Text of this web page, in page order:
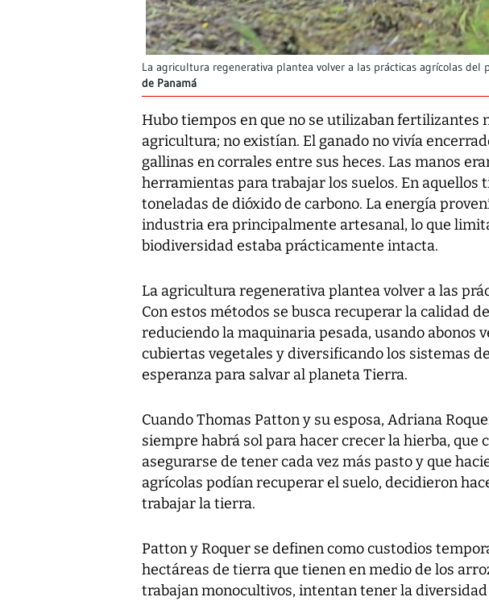
La agricultura regenerativa plantea volver a las prácticas agrícolas del
de Panamá
Hubo tiempos en que no se utilizaban fertilizantes
agricultura; no existían. El ganado no vivía
gallinas en corrales entre sus heces. Las manos
herramientas para trabajar los suelos. En aquellos
toneladas de dióxido de carbono. La energía
industria era principalmente artesanal, lo que
biodiversidad estaba prácticamente intacta.
La agricultura regenerativa plantea volver a las
Con estos métodos se busca recuperar la calidad
reduciendo la maquinaria pesada, usando abonos
cubiertas vegetales y diversificando los sistemas
esperanza para salvar al planeta Tierra.
Cuando Thomas Patton y su esposa, Adriana
siempre habrá sol para hacer crecer la hierba, que
asegurarse de tener cada vez más pasto y que
agrícolas podían recuperar el suelo, decidieron
trabajar la tierra.
Patton y Roquer se definen como custodios
hectáreas de tierra que tienen en medio de los
trabajan monocultivos, intentan tener la diversidad